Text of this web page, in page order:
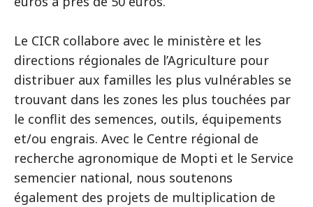
Le CICR collabore avec le ministère et les
directions régionales de l’Agriculture pour
distribuer aux familles les plus vulnérables se
trouvant dans les zones les plus touchées par
le conflit des semences, outils, équipements
et/ou engrais. Avec le Centre régional de
recherche agronomique de Mopti et le Service
semencier national, nous soutenons
également des projets de multiplication de